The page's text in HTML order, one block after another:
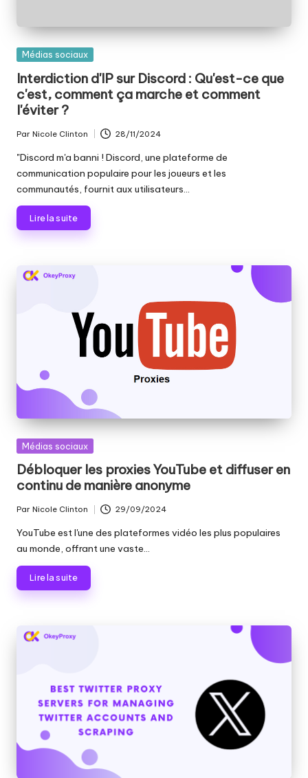
Publié
Médias sociaux
Interdiction d'IP sur Discord : Qu'est-ce que
c'est, comment ça marche et comment
l'éviter ?
Publié
par
Par Nicole Clinton 28/11/2024
"Discord m'a banni ! Discord, une plateforme de
communication populaire pour les joueurs et les
communautés, fournit aux utilisateurs...
Lire la suite
Publié
Médias sociaux
Débloquer les proxies YouTube et diffuser en
continu de manière anonyme
par
Par Nicole Clinton 29/09/2024
YouTube est l'une des plateformes vidéo les plus populaires
au monde, offrant une vaste...
Lire la suite